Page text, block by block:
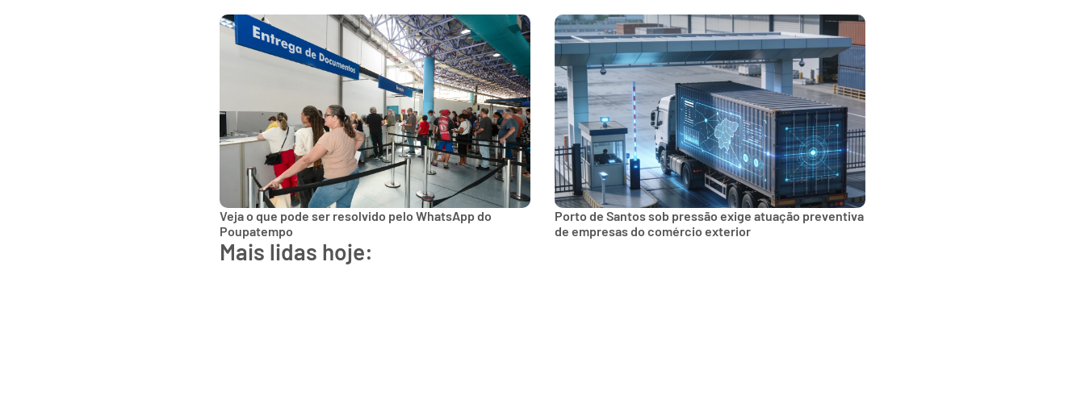
Veja o que pode ser resolvido pelo WhatsApp do
Poupatempo
Porto de Santos sob pressão exige atuação preventiva
de empresas do comércio exterior
Mais lidas hoje: